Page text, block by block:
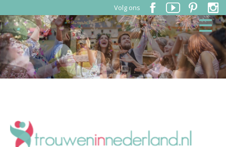
Volg ons